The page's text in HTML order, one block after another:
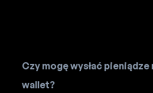
Czy mogę wysłać pieniądze
wallet?